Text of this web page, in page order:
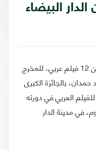
البيضاء
فاز الفيلم اليمني (المرهقون) من بين 12 فيلم عربي، للمخرج
بالجائزة الكبرى
العربي في دورته
في مدينة الدار